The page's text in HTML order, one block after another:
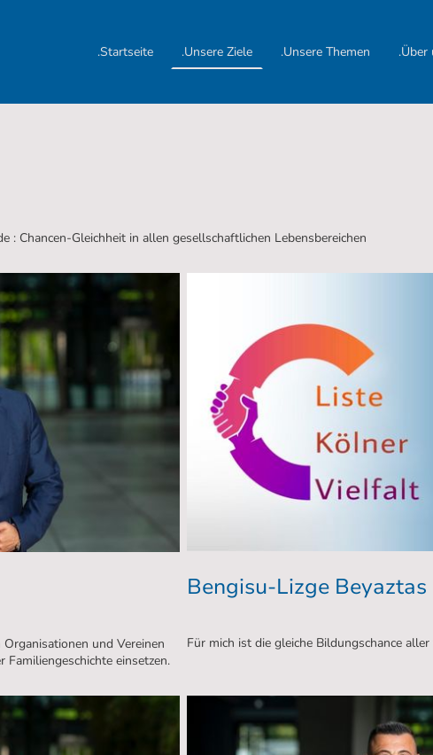
.Startseite .Unsere Ziele .Unsere Themen .Über
: Chancen-Gleichheit in allen gesellschaftlichen Lebensbereichen
und Vereinen
einsetzen.
Bengisu-Lizge Beyaztas
Für mich ist die gleiche Bildungschance aller